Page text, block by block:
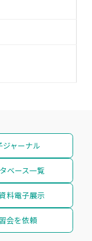
ジャーナル
ベース一覧
料電子展示
会を依頼